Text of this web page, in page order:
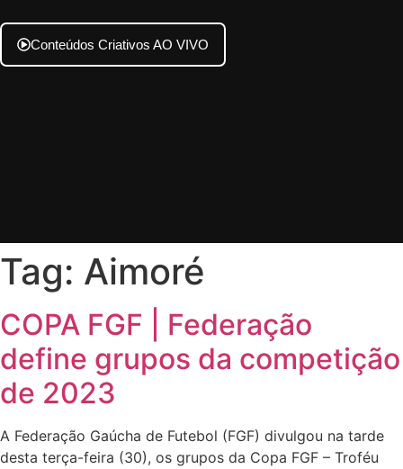
Conteúdos Criativos AO VIVO
Tag: Aimoré
COPA FGF | Federação
define grupos da competição
de 2023
A Federação Gaúcha de Futebol (FGF) divulgou na tarde
desta terça-feira (30), os grupos da Copa FGF – Troféu